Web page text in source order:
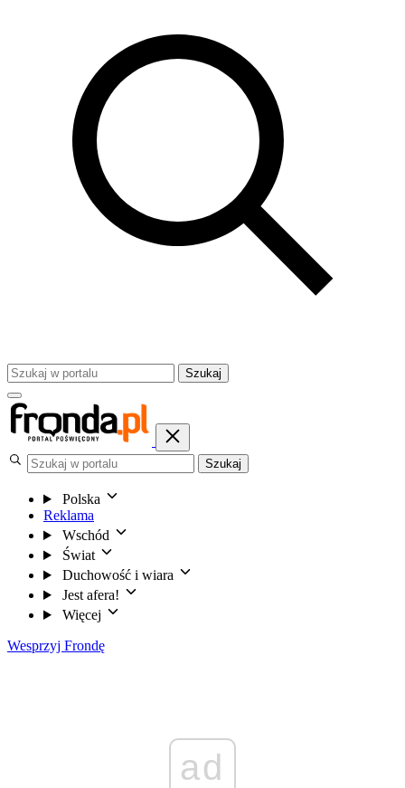
Szukaj
Szukaj
Polska
Reklama
Wschód
Świat
Duchowość i wiara
Jest afera!
Więcej
Wesprzyj Frondę
ad